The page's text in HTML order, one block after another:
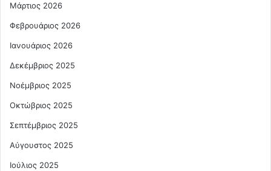
Μάρτιος 2026
Φεβρουάριος 2026
Ιανουάριος 2026
Δεκέμβριος 2025
Νοέμβριος 2025
Οκτώβριος 2025
Σεπτέμβριος 2025
Αύγουστος 2025
Ιούλιος 2025